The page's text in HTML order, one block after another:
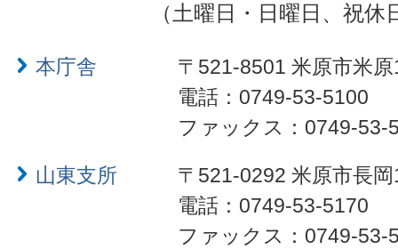
（土曜日・日曜日、祝
本庁舎
〒521-8501 米原市米
電話：0749-53-5100
ファックス：0749-53-
山東支所
〒521-0292 米原市長
電話：0749-53-5170
ファックス：0749-53-